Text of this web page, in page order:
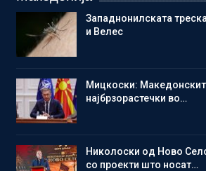
Западнонилската
и Велес
Мицкоски:
најбрзорастечки во…
Николоски од Ново
со проекти што носат…